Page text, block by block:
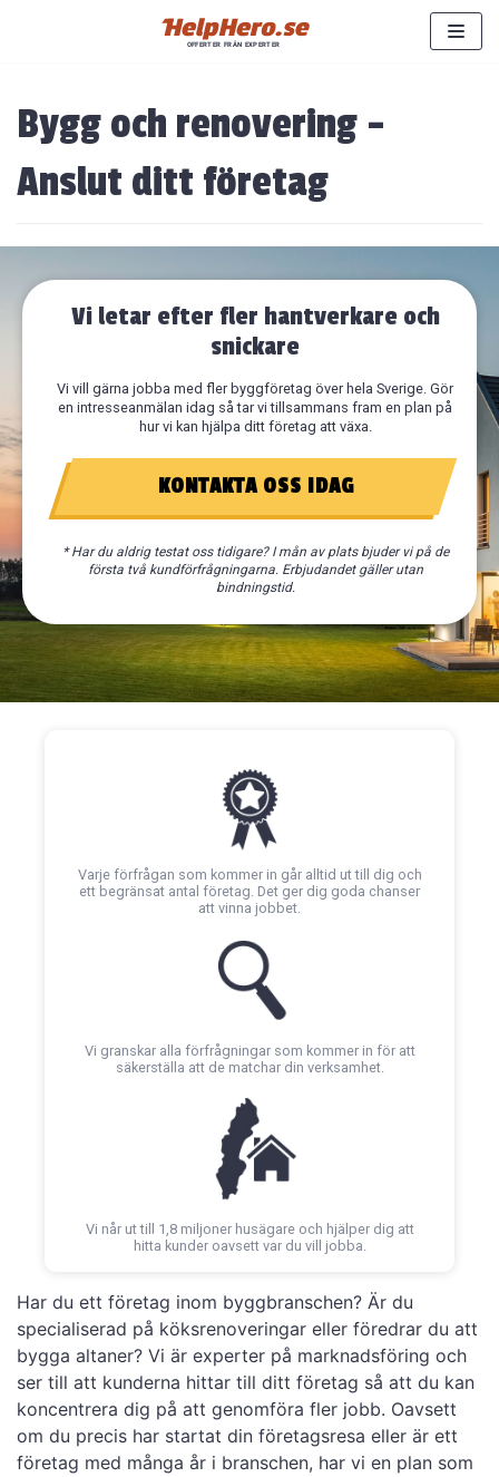
Bygg och renovering –
Anslut ditt företag
Vi letar efter fler hantverkare och
snickare
Vi vill gärna jobba med fler byggföretag över hela Sverige. Gör
en intresseanmälan idag så tar vi tillsammans fram en plan på
hur vi kan hjälpa ditt företag att växa.
KONTAKTA OSS IDAG
* Har du aldrig testat oss tidigare? I mån av plats bjuder vi på de
första två kundförfrågningarna. Erbjudandet gäller utan
bindningstid.
Varje förfrågan som kommer in går alltid ut till dig och
ett begränsat antal företag. Det ger dig goda chanser
att vinna jobbet.
Vi granskar alla förfrågningar som kommer in för att
säkerställa att de matchar din verksamhet.
Vi når ut till 1,8 miljoner husägare och hjälper dig att
hitta kunder oavsett var du vill jobba.
Har du ett företag inom byggbranschen? Är du
specialiserad på köksrenoveringar eller föredrar du att
bygga altaner? Vi är experter på marknadsföring och
ser till att kunderna hittar till ditt företag så att du kan
koncentrera dig på att genomföra fler jobb. Oavsett
om du precis har startat din företagsresa eller är ett
företag med många år i branschen, har vi en plan som